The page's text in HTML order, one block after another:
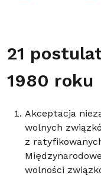
21
1980 roku
Akceptacja
wolnych
z
wolności